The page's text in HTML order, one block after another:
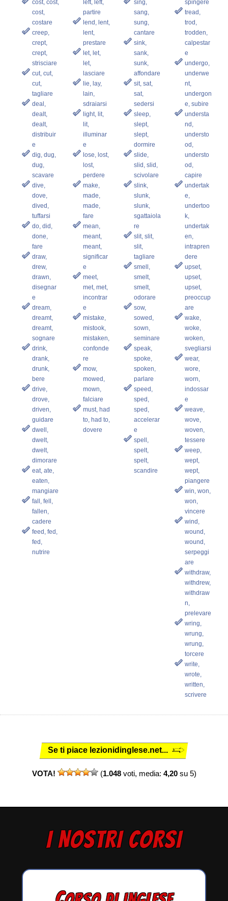
cost, cost,
cost,
costare
creep,
crept,
crept,
strisciare
cut, cut,
cut,
tagliare
deal,
dealt,
dealt,
distribuir
e
dig, dug,
dug,
scavare
dive,
dove,
dived,
tuffarsi
do, did,
done,
fare
draw,
drew,
drawn,
disegnar
e
dream,
dreamt,
dreamt,
sognare
drink,
drank,
drunk,
bere
drive,
drove,
driven,
guidare
dwell,
dwelt,
dwelt,
dimorare
eat, ate,
eaten,
mangiare
fall, fell,
fallen,
cadere
feed, fed,
fed,
nutrire
left, left,
partire
lend, lent,
lent,
prestare
let, let,
let,
lasciare
lie, lay,
lain,
sdraiarsi
light, lit,
lit,
illuminar
e
lose, lost,
lost,
perdere
make,
made,
made,
fare
mean,
meant,
meant,
significar
e
meet,
met, met,
incontrar
e
mistake,
mistook,
mistaken,
confonde
re
mow,
mowed,
mown,
falciare
must, had
to, had to,
dovere
sing,
sang,
sung,
cantare
sink,
sank,
sunk,
affondare
sit, sat,
sat,
sedersi
sleep,
slept,
slept,
dormire
slide,
slid, slid,
scivolare
slink,
slunk,
slunk,
sgattaiola
re
slit, slit,
slit,
tagliare
smell,
smelt,
smelt,
odorare
sow,
sowed,
sown,
seminare
speak,
spoke,
spoken,
parlare
speed,
sped,
sped,
accelerar
e
spell,
spelt,
spelt,
scandire
spingere
tread,
trod,
trodden,
calpestar
e
undergo,
underwe
nt,
undergon
e, subire
understa
nd,
understo
od,
understo
od,
capire
undertak
e,
undertoo
k,
undertak
en,
intrapren
dere
upset,
upset,
upset,
preoccup
are
wake,
woke,
woken,
svegliarsi
wear,
wore,
worn,
indossar
e
weave,
wove,
woven,
tessere
weep,
wept,
wept,
piangere
win, won,
won,
vincere
wind,
wound,
wound,
serpeggi
are
withdraw,
withdrew,
withdraw
n,
prelevare
wring,
wrung,
wrung,
torcere
write,
wrote,
written,
scrivere
Se ti piace lezionidinglese.net...
VOTA! (1.048voti, media: 4,20su 5)
I NOSTRI CORSI